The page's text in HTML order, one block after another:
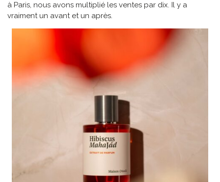
à Paris, nous avons multiplié les ventes par dix. Il y a
vraiment un avant et un après.